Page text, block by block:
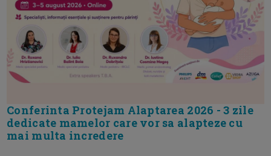
Conferinta Protejam Alaptarea 2026 - 3 zile
dedicate mamelor care vor sa alapteze cu
mai multa incredere